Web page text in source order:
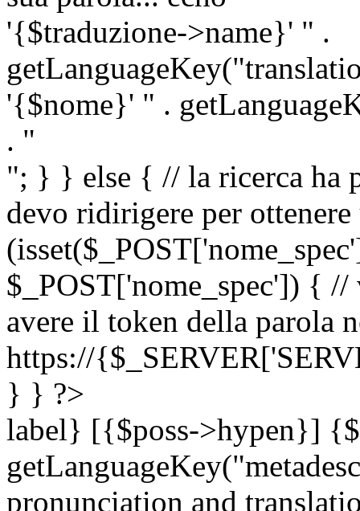
'{$traduzione->name}' " .
'{$nome}' " .
. "
"; } } else { // la ricerca ha
devo ridirigere per
$_POST['nome_spec']) {
avere il token della parola
https://
} } ?>
label} [{$poss->hypen}]
pronunciation and